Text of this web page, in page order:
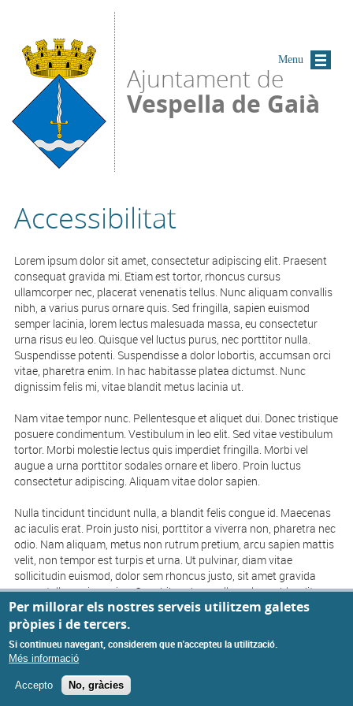
Ajuntament de
Vespella de Gaià
Accessibilitat
Lorem ipsum dolor sit amet, consectetur adipiscing elit. Praesent
consequat gravida mi. Etiam est tortor, rhoncus cursus
ullamcorper nec, placerat venenatis tellus. Nunc aliquam convallis
nibh, a varius purus ornare quis. Sed fringilla, sapien euismod
semper lacinia, lorem lectus malesuada massa, eu consectetur
urna risus eu leo. Quisque vel luctus purus, nec porttitor nulla.
Suspendisse potenti. Suspendisse a dolor lobortis, accumsan orci
vitae, pharetra enim. In hac habitasse platea dictumst. Nunc
dignissim felis mi, vitae blandit metus lacinia ut.
Nam vitae tempor nunc. Pellentesque et aliquet dui. Donec tristique
posuere condimentum. Vestibulum in leo elit. Sed vitae vestibulum
tortor. Morbi molestie lectus quis imperdiet fringilla. Morbi vel
augue a urna porttitor sodales ornare et libero. Proin luctus
consectetur adipiscing. Aliquam vitae dolor sapien.
Nulla tincidunt tincidunt nulla, a blandit felis congue id. Maecenas
ac iaculis erat. Proin justo nisi, porttitor a viverra non, pharetra nec
odio. Nam aliquam, metus non rutrum pretium, arcu sapien mattis
velit, non tempor est turpis et urna. Ut pulvinar, diam vitae
sollicitudin euismod, dolor sem rhoncus justo, sit amet gravida
neque tellus quis sapien. Cras bibendum nulla ac lacus blandit
euismod. Maecenas ullamcorper rhoncus velit quis mollis. Quisque
aliquam arcu vitae faucibus placerat.
© Missatge de Copyright
Menu
Privacy settings
Per millorar els nostres serveis utilitzem galetes
pròpies i de tercers.
Si continueu navegant, considerem que n'accepteu la utilització.
Més informació
Accepto No, gràcies